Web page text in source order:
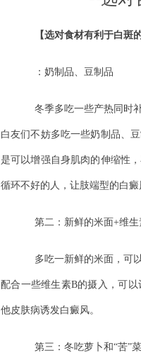
【选对食材有利于白斑
：奶制品、豆制品
冬季多吃一些产热同时
白友们不妨多吃一些奶制品、
是可以增强自身肌肉的伸缩性
循环不好的人，让肢端型的白
第二：新鲜的米面+维生
多吃一新鲜的米面，可
配合一些维生素B的摄入，可
他皮肤病诱发白癜风。
第三：冬吃萝卜和“苦”菜